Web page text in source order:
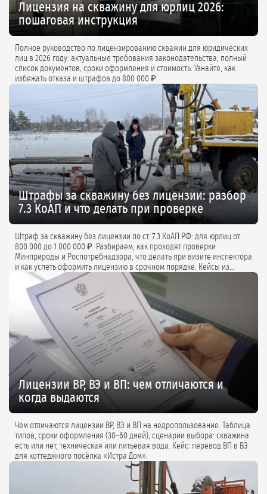
Лицензия на скважину для юрлиц 2026:
пошаговая инструкция
Полное руководство по лицензированию скважин для юридических
лиц в 2026 году: актуальные требования законодательства, полный
список документов, сроки оформления и стоимость. Узнайте, как
избежать отказа и штрафов до 800 000 ₽.
Штрафы за скважину без лицензии: разбор
7.3 КоАП и что делать при проверке
Штраф за скважину без лицензии по ст. 7.3 КоАП РФ: для юрлиц от
800 000 до 1 000 000 ₽. Разбираем, как проходят проверки
Минприроды и Роспотребнадзора, что делать при визите инспектора
и как успеть оформить лицензию в срочном порядке. Кейсы из
практики и советы экспертов.
Лицензии ВР, ВЭ и ВП: чем отличаются и
когда выдаются
Чем отличаются лицензии ВР, ВЭ и ВП на недропользование. Таблица
типов, сроки оформления (30–60 дней), сценарии выбора: скважина
есть или нет, техническая или питьевая вода. Кейс: перевод ВП в ВЭ
для коттеджного посёлка «Истра Дом».